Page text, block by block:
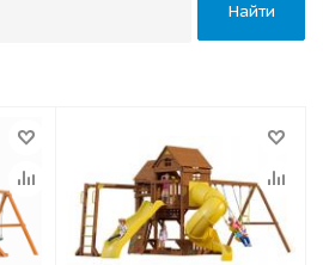
Найти